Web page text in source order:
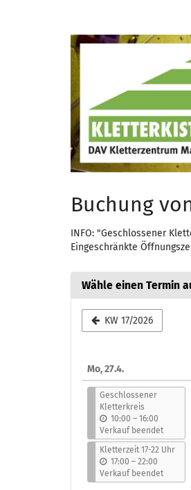
Kletterzeit
Buchung
INFO: "Geschlossener
Eingeschränkte
Wähle einen Termin
KW 17/2026
Mo, 27.4.
Geschlossener
Kletterkreis
10:00 –b
i
s
16:00
Verkauf beendet
Kletterzeit 17-22 Uhr
17:00 –b
i
s
22:00
Verkauf beendet